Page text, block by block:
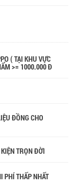
( TẠI KHU VỰC
>= 1000.000 Đ
ĐỒNG CHO
TRỌN ĐỜI
PHÍ THẤP NHẤT